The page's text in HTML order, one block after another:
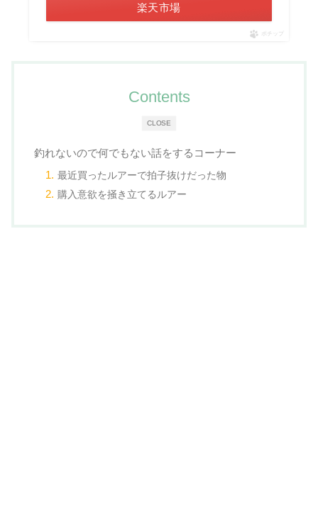
楽天市場
ポチップ
CLOSE
Contents
釣れないので何でもない話をするコーナー
最近買ったルアーで拍子抜けだった物
購入意欲を掻き立てるルアー